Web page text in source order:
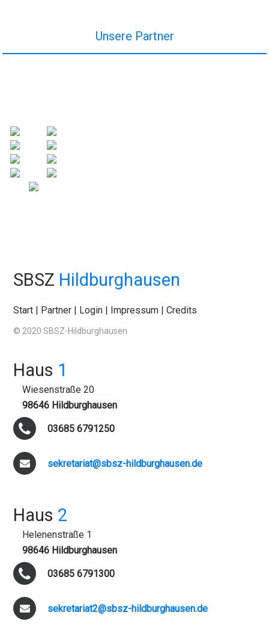
Unsere Partner
SBSZ Hildburghausen
Start Partner Login Impressum |Credits
© 2020 SBSZ-Hildburghausen
Haus 1
Wiesenstraße 20
98646 Hildburghausen
03685 6791250
sekretariat@sbsz-hildburghausen.de
Haus 2
Helenenstraße 1
98646 Hildburghausen
03685 6791300
sekretariat2@sbsz-hildburghausen.de